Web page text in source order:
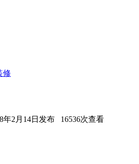
修
年2月14日发布 16536次查看